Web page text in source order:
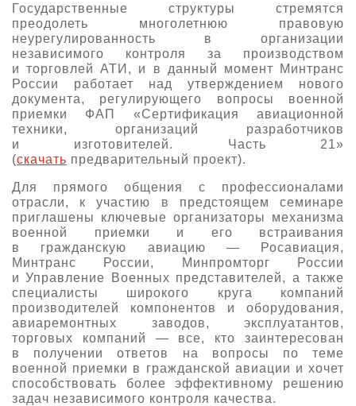
Государственные структуры стремятся
преодолеть многолетнюю правовую
неурегулированность в организации
независимого контроля за производством
и торговлей АТИ, и в данный момент Минтранс
России работает над утверждением нового
документа, регулирующего вопросы военной
приемки ФАП «Сертификация авиационной
техники, организаций разработчиков
и изготовителей. Часть 21»
(скачать предварительный проект).
Для прямого общения с профессионалами
отрасли, к участию в предстоящем семинаре
приглашены ключевые организаторы механизма
военной приемки и его встраивания
в гражданскую авиацию — Росавиация,
Минтранс России, Минпромторг России
и Управление Военных представителей, а также
специалисты широкого круга компаний
производителей компонентов и оборудования,
авиаремонтных заводов, эксплуатантов,
торговых компаний — все, кто заинтересован
в получении ответов на вопросы по теме
военной приемки в гражданской авиации и хочет
способствовать более эффективному решению
задач независимого контроля качества.